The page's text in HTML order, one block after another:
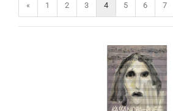
« 1 2 3 4 5 6 7